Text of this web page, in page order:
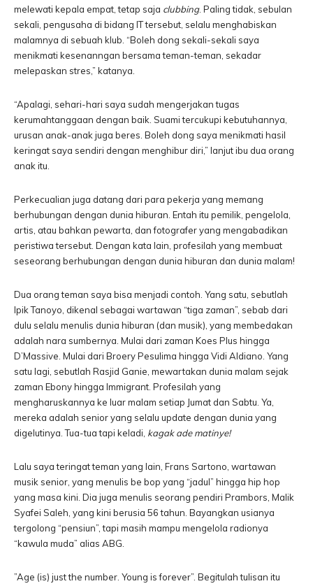
melewati kepala empat, tetap saja clubbing. Paling tidak, sebulan
sekali, pengusaha di bidang IT tersebut, selalu menghabiskan
malamnya di sebuah klub. “Boleh dong sekali-sekali saya
menikmati kesenanngan bersama teman-teman, sekadar
melepaskan stres,” katanya.
“Apalagi, sehari-hari saya sudah mengerjakan tugas
kerumahtanggaan dengan baik. Suami tercukupi kebutuhannya,
urusan anak-anak juga beres. Boleh dong saya menikmati hasil
keringat saya sendiri dengan menghibur diri,” lanjut ibu dua orang
anak itu.
Perkecualian juga datang dari para pekerja yang memang
berhubungan dengan dunia hiburan. Entah itu pemilik, pengelola,
artis, atau bahkan pewarta, dan fotografer yang mengabadikan
peristiwa tersebut. Dengan kata lain, profesilah yang membuat
seseorang berhubungan dengan dunia hiburan dan dunia malam!
Dua orang teman saya bisa menjadi contoh. Yang satu, sebutlah
Ipik Tanoyo, dikenal sebagai wartawan “tiga zaman”, sebab dari
dulu selalu menulis dunia hiburan (dan musik), yang membedakan
adalah nara sumbernya. Mulai dari zaman Koes Plus hingga
D’Massive. Mulai dari Broery Pesulima hingga Vidi Aldiano. Yang
satu lagi, sebutlah Rasjid Ganie, mewartakan dunia malam sejak
zaman Ebony hingga Immigrant. Profesilah yang
mengharuskannya ke luar malam setiap Jumat dan Sabtu. Ya,
mereka adalah senior yang selalu update dengan dunia yang
digelutinya. Tua-tua tapi keladi, kagak ade matinye!
Lalu saya teringat teman yang lain, Frans Sartono, wartawan
musik senior, yang menulis be bop yang “jadul” hingga hip hop
yang masa kini. Dia juga menulis seorang pendiri Prambors, Malik
Syafei Saleh, yang kini berusia 56 tahun. Bayangkan usianya
tergolong “pensiun”, tapi masih mampu mengelola radionya
“kawula muda” alias ABG.
”Age (is) just the number. Young is forever”. Begitulah tulisan itu